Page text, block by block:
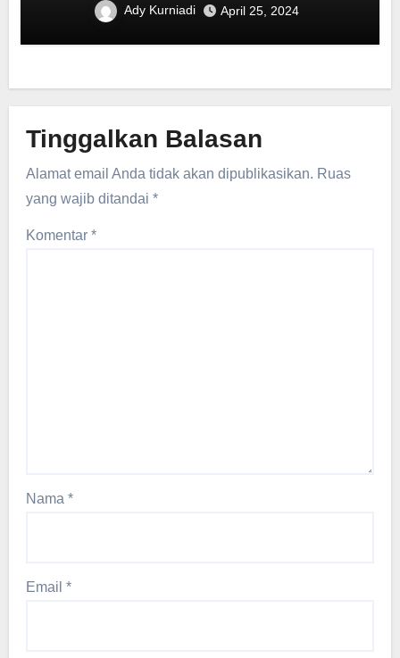
Ady Kurniadi April 25, 2024
Tinggalkan Balasan
Alamat email Anda tidak akan dipublikasikan. Ruas
yang wajib ditandai*
Komentar*
Nama*
Email*